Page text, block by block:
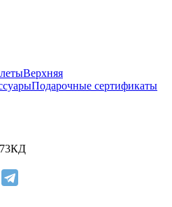
Верхняя
Подарочные сертификаты